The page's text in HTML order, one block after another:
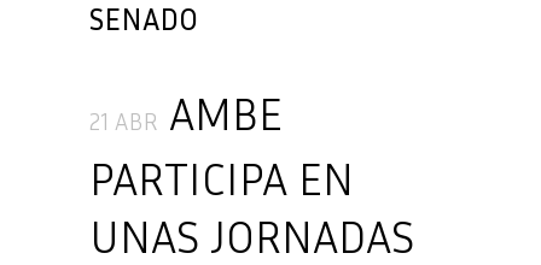
SENADO
21 ABR AMBE
PARTICIPA EN
UNAS JORNADAS